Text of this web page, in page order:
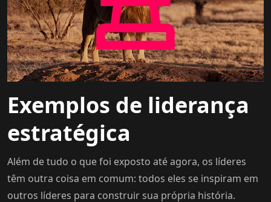
Exemplos de liderança
estratégica
Além de tudo o que foi exposto até agora, os líderes
têm outra coisa em comum: todos eles se inspiram em
outros líderes para construir sua própria história.